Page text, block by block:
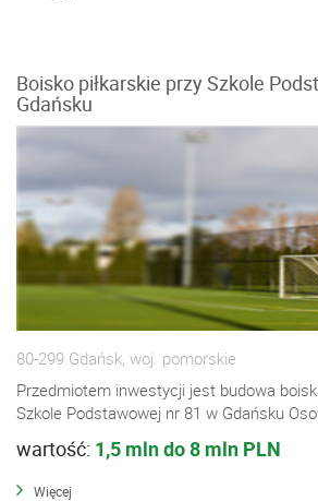
Boisko piłkarskie przy Szkole
Gdańsku
80-299 Gdańsk, woj. pomorskie
Przedmiotem inwestycji jest budowa
Szkole Podstawowej nr 81 w Gdańsku
wartość: 1,5 mln do 8 mln PLN
Więcej